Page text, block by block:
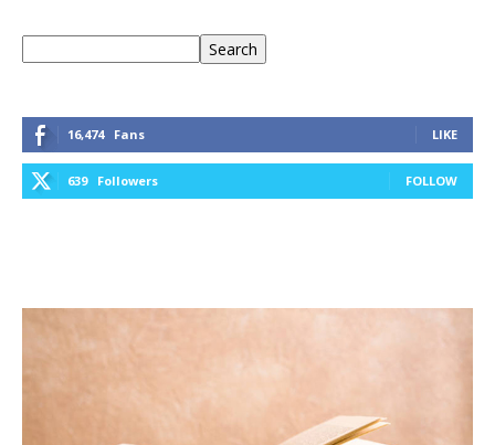
Search
16,474 Fans LIKE
639 Followers FOLLOW